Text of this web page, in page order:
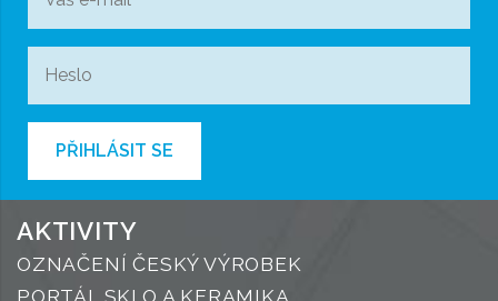
PŘIHLÁSIT SE
AKTIVITY
OZNAČENÍ ČESKÝ VÝROBEK
PORTÁL SKLO A KERAMIKA